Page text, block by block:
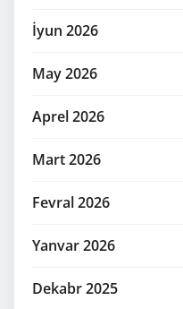
İyun 2026
May 2026
Aprel 2026
Mart 2026
Fevral 2026
Yanvar 2026
Dekabr 2025